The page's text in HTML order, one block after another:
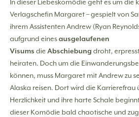
In dieser Liebeskomödie geht es um die
Verlagschefin Margaret – gespielt von
ihrem Assistenten Andrew (Ryan
aufgrund einesausgelaufenen
Visums die Abschiebung droht,
heiraten. Doch um die
können, muss Margaret mit Andrew zu
Alaska reisen. Dort wird die Karrierefrau
Herzlichkeit und ihre harte Schale
dieser Komödie bald chaotische und